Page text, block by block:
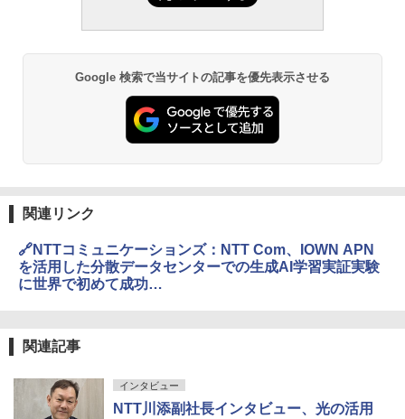
Google 検索で当サイトの記事を優先表示させる
関連リンク
🔗NTTコミュニケーションズ：NTT Com、IOWN APN
を活用した分散データセンターでの生成AI学習実証実験
に世界で初めて成功
関連記事
インタビュー
NTT川添副社長インタビュー、光の活用